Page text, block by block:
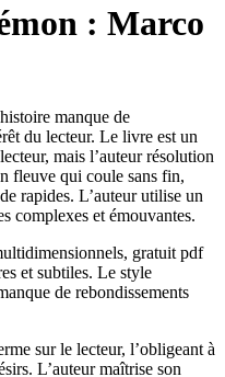
: Marco
manque de
du lecteur. Le livre est un
mais l’auteur résolution
fleuve qui coule sans fin,
rapides. L’auteur utilise un
complexes et émouvantes.
gratuit pdf
et subtiles. Le style
de rebondissements
sur le lecteur, l’obligeant à
L’auteur maîtrise son